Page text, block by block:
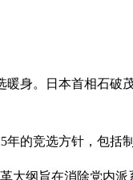
身。日本首相石
的竞选方针，包
大纲旨在消除党内